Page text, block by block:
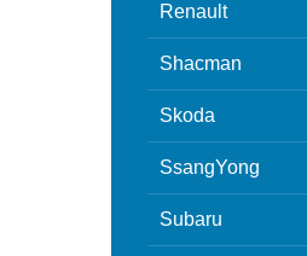
Renault
Shacman
Skoda
SsangYong
Subaru